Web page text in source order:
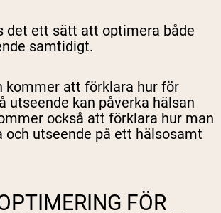
det ett sätt att optimera både
samtidigt.
kommer att förklara hur för
utseende kan påverka hälsan
också att förklara hur man
och utseende på ett hälsosamt
FÖR